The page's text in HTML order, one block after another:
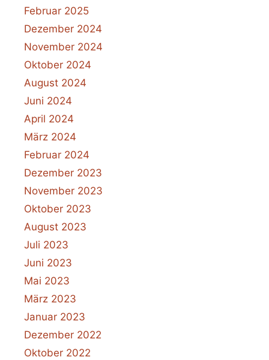
Februar 2025
Dezember 2024
November 2024
Oktober 2024
August 2024
Juni 2024
April 2024
März 2024
Februar 2024
Dezember 2023
November 2023
Oktober 2023
August 2023
Juli 2023
Juni 2023
Mai 2023
März 2023
Januar 2023
Dezember 2022
Oktober 2022